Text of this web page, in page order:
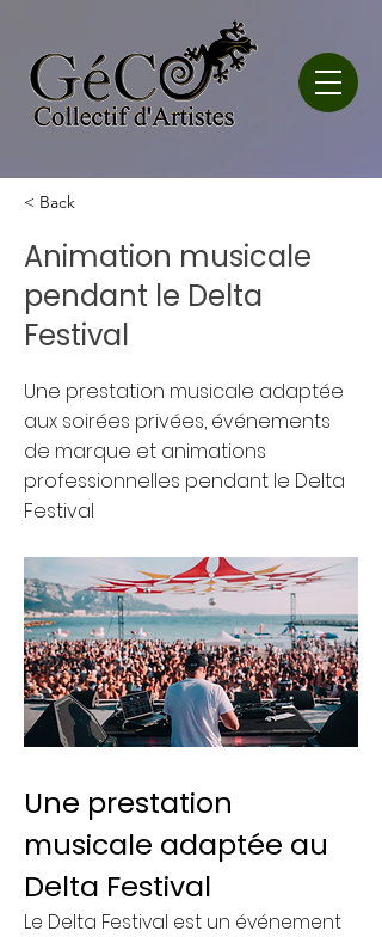
< Back
Animation musicale
pendant le Delta
Festival
Une prestation musicale adaptée
aux soirées privées, événements
de marque et animations
professionnelles pendant le Delta
Festival
Une prestation
musicale adaptée au
Delta Festival
Le Delta Festival est un événement